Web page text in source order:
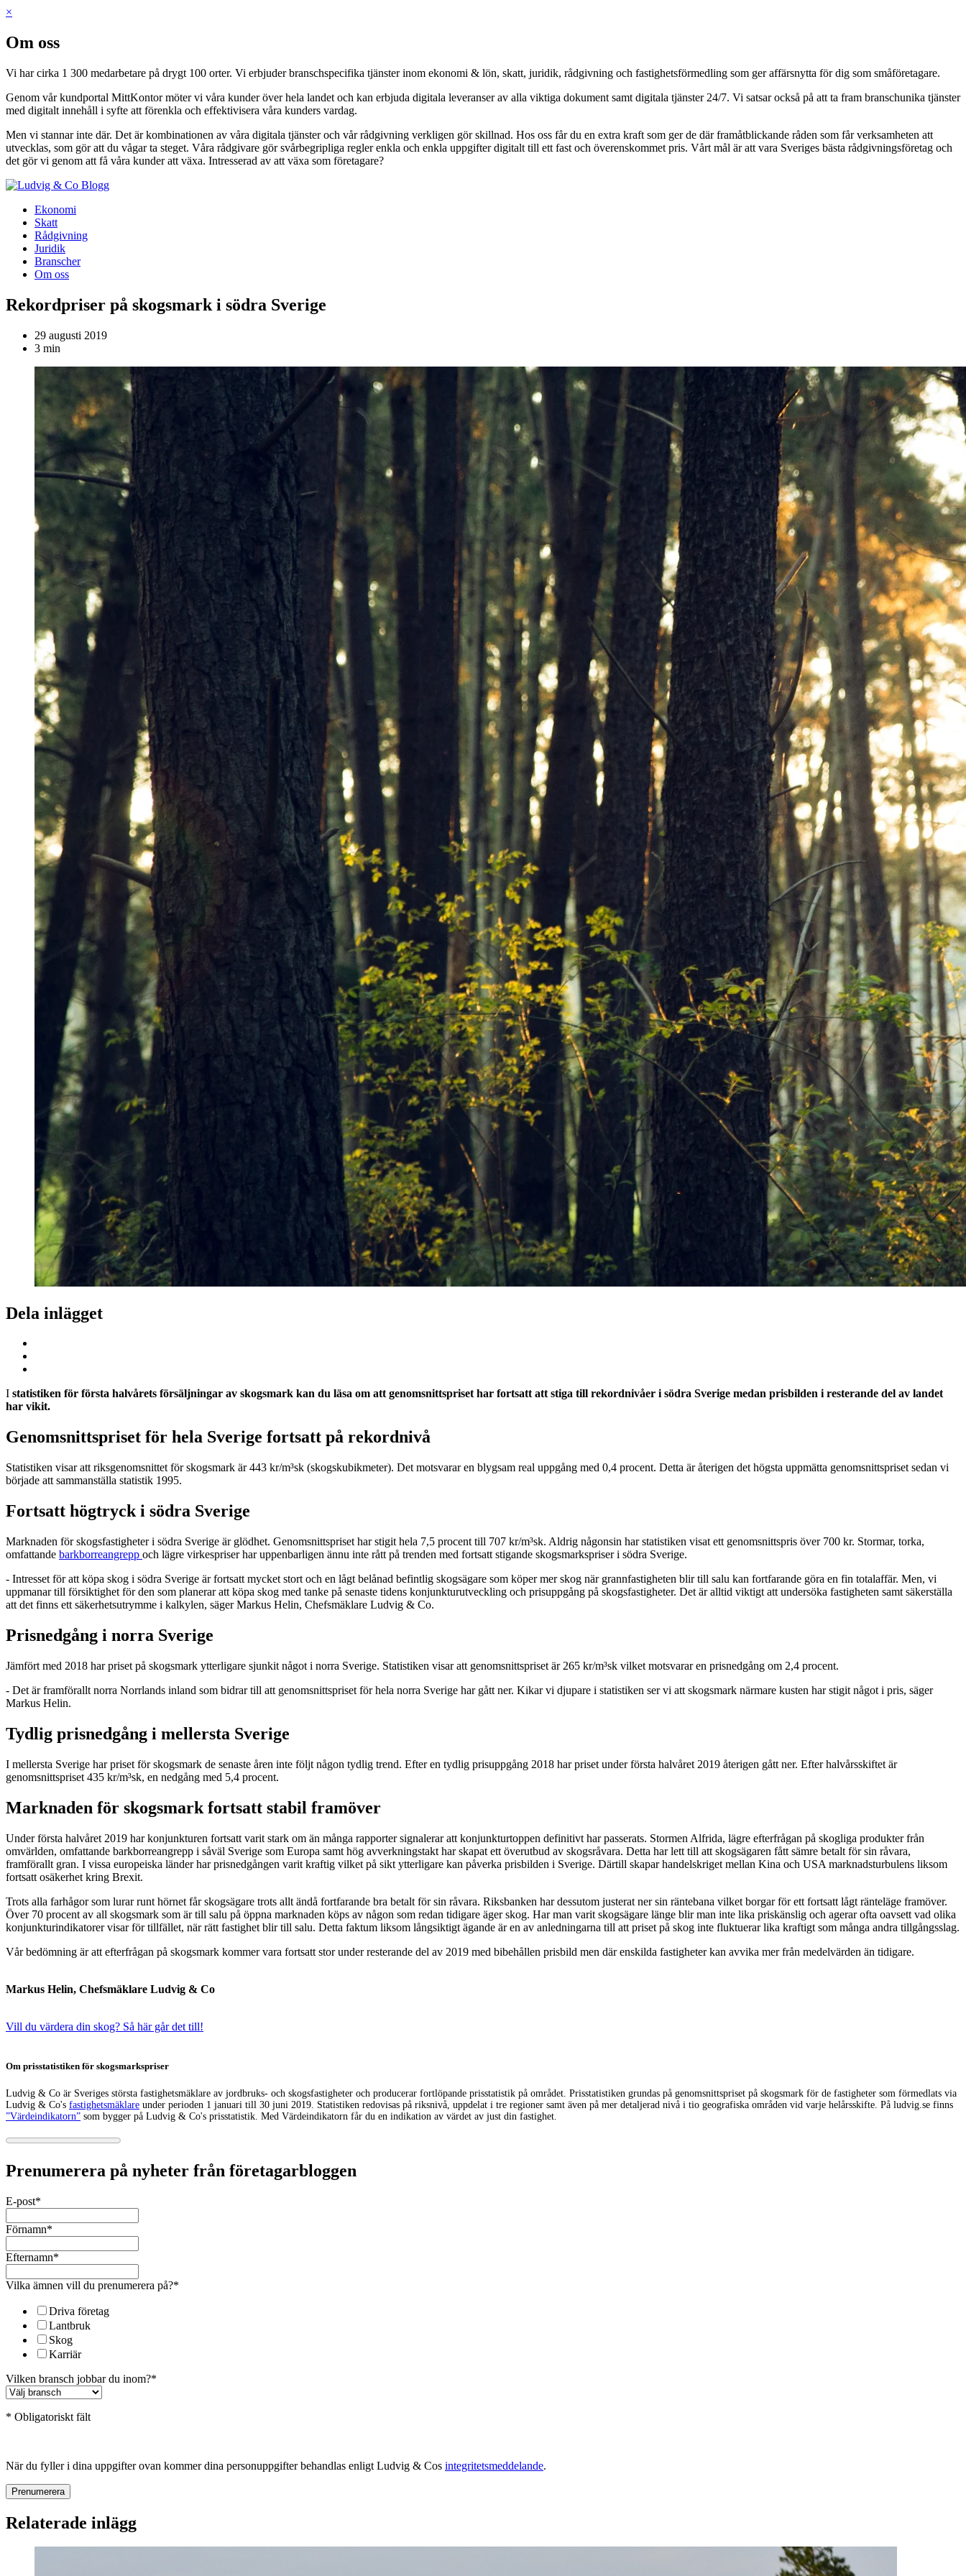
×
Om oss
Vi har cirka 1 300 medarbetare på drygt 100 orter. Vi erbjuder branschspecifika tjänster inom ekonomi & lön, skatt, juridik, rådgivning och fastighetsförmedling som ger affärsnytta för dig som småföretagare.
Genom vår kundportal MittKontor möter vi våra kunder över hela landet och kan erbjuda digitala leveranser av alla viktiga dokument samt digitala tjänster 24/7. Vi satsar också på att ta fram branschunika tjänster
med digitalt innehåll i syfte att förenkla och effektivisera våra kunders vardag.
Men vi stannar inte där. Det är kombinationen av våra digitala tjänster och vår rådgivning verkligen gör skillnad. Hos oss får du en extra kraft som ger de där framåtblickande råden som får verksamheten att
utvecklas, som gör att du vågar ta steget. Våra rådgivare gör svårbegripliga regler enkla och enkla uppgifter digitalt till ett fast och överenskommet pris. Vårt mål är att vara Sveriges bästa rådgivningsföretag och
det gör vi genom att få våra kunder att växa. Intresserad av att växa som företagare?
Blogg
Ekonomi
Skatt
Rådgivning
Juridik
Branscher
Om oss
Rekordpriser på skogsmark i södra Sverige
29 augusti 2019
3 min
Dela inlägget
I statistiken för första halvårets försäljningar av skogsmark kan du läsa om att genomsnittspriset har fortsatt att stiga till rekordnivåer i södra Sverige medan prisbilden i resterande del av landet
har vikit.
Genomsnittspriset för hela Sverige fortsatt på rekordnivå
Statistiken visar att riksgenomsnittet för skogsmark är 443 kr/m³sk (skogskubikmeter). Det motsvarar en blygsam real uppgång med 0,4 procent. Detta är återigen det högsta uppmätta genomsnittspriset sedan vi
började att sammanställa statistik 1995.
Fortsatt högtryck i södra Sverige
Marknaden för skogsfastigheter i södra Sverige är glödhet. Genomsnittspriset har stigit hela 7,5 procent till 707 kr/m³sk. Aldrig någonsin har statistiken visat ett genomsnittspris över 700 kr. Stormar, torka,
omfattande barkborreangrepp och lägre virkespriser har uppenbarligen ännu inte rått på trenden med fortsatt stigande skogsmarkspriser i södra Sverige.
- Intresset för att köpa skog i södra Sverige är fortsatt mycket stort och en lågt belånad befintlig skogsägare som köper mer skog när grannfastigheten blir till salu kan fortfarande göra en fin totalaffär. Men, vi
uppmanar till försiktighet för den som planerar att köpa skog med tanke på senaste tidens konjunkturutveckling och prisuppgång på skogsfastigheter. Det är alltid viktigt att undersöka fastigheten samt säkerställa
att det finns ett säkerhetsutrymme i kalkylen, säger Markus Helin, Chefsmäklare Ludvig & Co.
Prisnedgång i norra Sverige
Jämfört med 2018 har priset på skogsmark ytterligare sjunkit något i norra Sverige. Statistiken visar att genomsnittspriset är 265 kr/m³sk vilket motsvarar en prisnedgång om 2,4 procent.
- Det är framförallt norra Norrlands inland som bidrar till att genomsnittspriset för hela norra Sverige har gått ner. Kikar vi djupare i statistiken ser vi att skogsmark närmare kusten har stigit något i pris, säger
Markus Helin.
Tydlig prisnedgång i mellersta Sverige
I mellersta Sverige har priset för skogsmark de senaste åren inte följt någon tydlig trend. Efter en tydlig prisuppgång 2018 har priset under första halvåret 2019 återigen gått ner. Efter halvårsskiftet är
genomsnittspriset 435 kr/m³sk, en nedgång med 5,4 procent.
Marknaden för skogsmark fortsatt stabil framöver
Under första halvåret 2019 har konjunkturen fortsatt varit stark om än många rapporter signalerar att konjunkturtoppen definitivt har passerats. Stormen Alfrida, lägre efterfrågan på skogliga produkter från
omvärlden, omfattande barkborreangrepp i såväl Sverige som Europa samt hög avverkningstakt har skapat ett överutbud av skogsråvara. Detta har lett till att skogsägaren fått sämre betalt för sin råvara,
framförallt gran. I vissa europeiska länder har prisnedgången varit kraftig vilket på sikt ytterligare kan påverka prisbilden i Sverige. Därtill skapar handelskriget mellan Kina och USA marknadsturbulens liksom
fortsatt osäkerhet kring Brexit.
Trots alla farhågor som lurar runt hörnet får skogsägare trots allt ändå fortfarande bra betalt för sin råvara. Riksbanken har dessutom justerat ner sin räntebana vilket borgar för ett fortsatt lågt ränteläge framöver.
Över 70 procent av all skogsmark som är till salu på öppna marknaden köps av någon som redan tidigare äger skog. Har man varit skogsägare länge blir man inte lika priskänslig och agerar ofta oavsett vad olika
konjunkturindikatorer visar för tillfället, när rätt fastighet blir till salu. Detta faktum liksom långsiktigt ägande är en av anledningarna till att priset på skog inte fluktuerar lika kraftigt som många andra tillgångsslag.
Vår bedömning är att efterfrågan på skogsmark kommer vara fortsatt stor under resterande del av 2019 med bibehållen prisbild men där enskilda fastigheter kan avvika mer från medelvärden än tidigare.
Markus Helin, Chefsmäklare Ludvig & Co
Vill du värdera din skog? Så här går det till!
Om prisstatistiken för skogsmarkspriser
Ludvig & Co är Sveriges största fastighetsmäklare av jordbruks- och skogsfastigheter och producerar fortlöpande prisstatistik på området. Prisstatistiken grundas på genomsnittspriset på skogsmark för de fastigheter som förmedlats via
Ludvig & Co's fastighetsmäklare under perioden 1 januari till 30 juni 2019. Statistiken redovisas på riksnivå, uppdelat i tre regioner samt även på mer detaljerad nivå i tio geografiska områden vid varje helårsskifte. På ludvig.se finns
”Värdeindikatorn” som bygger på Ludvig & Co's prisstatistik. Med Värdeindikatorn får du en indikation av värdet av just din fastighet
Prenumerera på nyheter från företagarbloggen
E-post*
Förnamn*
Efternamn*
Vilka ämnen vill du prenumerera på?*
Driva företag
Lantbruk
Skog
Karriär
Vilken bransch jobbar du inom?*
* Obligatoriskt fält
När du fyller i dina uppgifter ovan kommer dina personuppgifter behandlas enligt Ludvig & Cos integritetsmeddelande.
Relaterade inlägg